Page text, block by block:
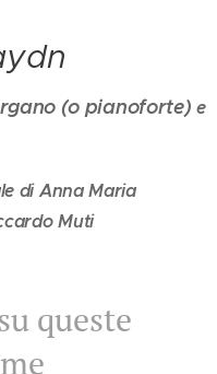
(o pianoforte) e
di Anna Maria
Muti
queste